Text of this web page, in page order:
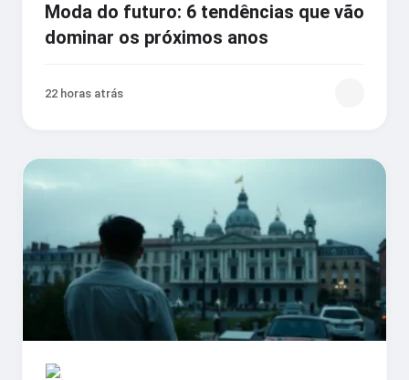
Moda do futuro: 6 tendências que vão
dominar os próximos anos
22 horas atrás